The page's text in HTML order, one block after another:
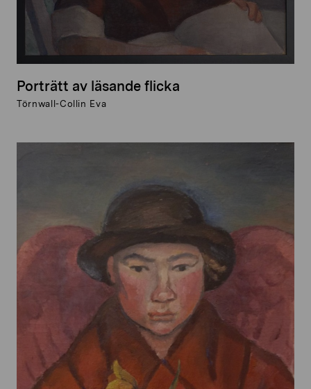
Porträtt av läsande flicka
Törnwall-Collin Eva